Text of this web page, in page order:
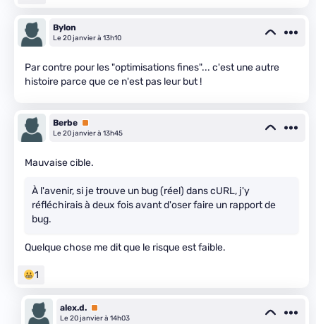
Bylon
Le 20 janvier à 13h10
Par contre pour les "optimisations fines"... c'est une autre
histoire parce que ce n'est pas leur but !
Berbe Premium
Le 20 janvier à 13h45
Mauvaise cible.
À l'avenir, si je trouve un bug (réel) dans cURL, j'y
réfléchirais à deux fois avant d'oser faire un rapport de
bug.
Quelque chose me dit que le risque est faible.
1
alex.d. Premium
Le 20 janvier à 14h03